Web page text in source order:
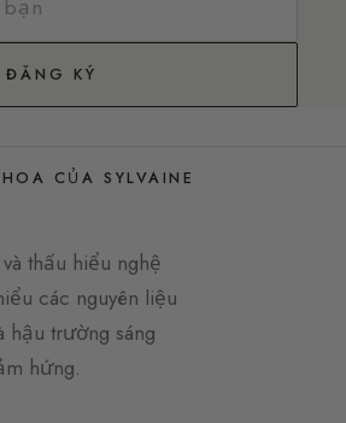
ĐĂNG KÝ
CỦA SYLVAINE
thấu hiểu nghệ
các nguyên liệu
hậu trường sáng
hứng.